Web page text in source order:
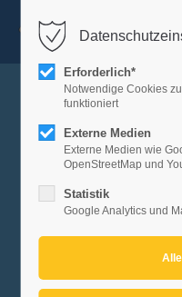
Benutzername
Passwort
Erforderlich*
Notwendige Cookies
funktioniert
Externe Medien
Externe Medien wie
OpenStreetMap und
Statistik
Google Analytics und